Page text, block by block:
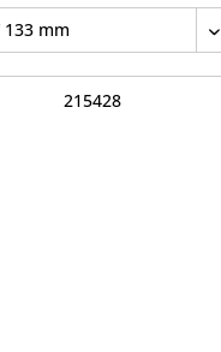
215428